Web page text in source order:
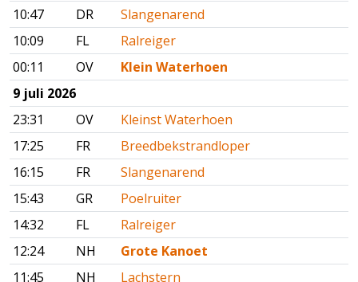
10:47
DR
Slangenarend
10:09
FL
Ralreiger
00:11
OV
Klein Waterhoen
9 juli 2026
23:31
OV
Kleinst Waterhoen
17:25
FR
Breedbekstrandloper
16:15
FR
Slangenarend
15:43
GR
Poelruiter
14:32
FL
Ralreiger
12:24
NH
Grote Kanoet
11:45
NH
Lachstern